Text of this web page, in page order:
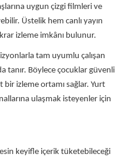
uygun çizgi filmleri ve
Üstelik hem canlı yayın
izleme imkânı bulunur.
tam uyumlu çalışan
tanır. Böylece çocuklar güvenli
izleme ortamı sağlar. Yurt
ulaşmak isteyenler için
keyifle içerik tüketebileceği